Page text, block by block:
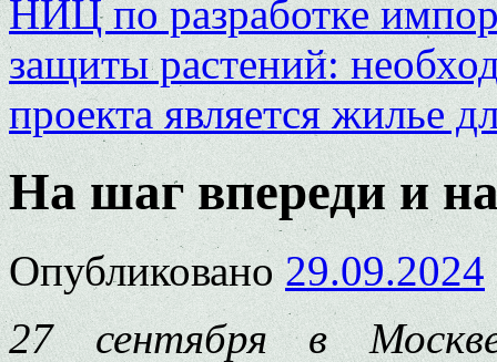
НИЦ по разработке
защиты растений:
проекта является жилье
На шаг впереди и
Опубликовано 29.09.2024
27 сентября в